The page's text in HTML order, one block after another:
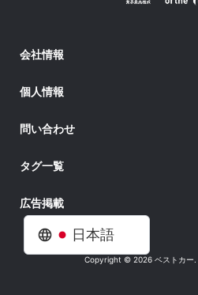
日本語
会社情報
個人情報
問い合わせ
タグ一覧
広告掲載
Copyright © 2026 ベストカー